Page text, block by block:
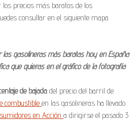
precios más baratos de los
consultar en el siguiente mapa
gasolineras más baratas hoy en España
que quieras en el gráfico de la fotografía
de bajada del precio del barril de
combustible en las gasolineras ha llevado
en Acción a dirigirse el pasado 3